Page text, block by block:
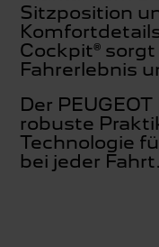
Sitzposition
Cockpit®
Fahrerlebnis
Der
robuste
Technologie
bei jeder Fahrt.